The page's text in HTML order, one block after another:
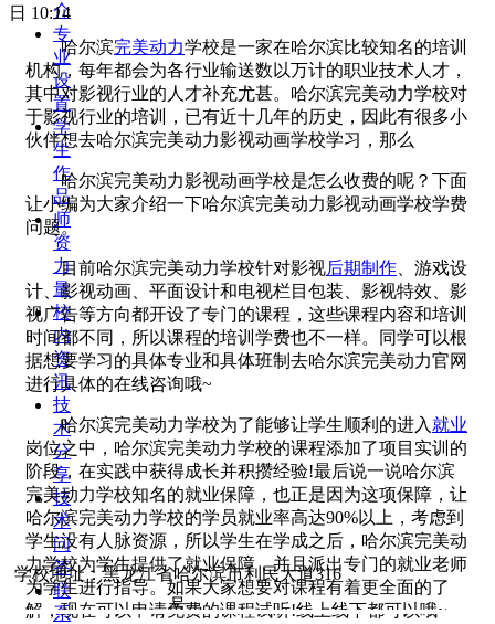
介
专
业
设
置
学
生
作
品
师
资
力
量
校
内
资
讯
技
术
分
享
技
术
问
答
联
系
日 10:14
哈尔滨完美动力学校是一家在哈尔滨比较知名的培训
机构，每年都会为各行业输送数以万计的职业技术人才，
其中对影视行业的人才补充尤甚。哈尔滨完美动力学校对
于影视行业的培训，已有近十几年的历史，因此有很多小
伙伴想去哈尔滨完美动力影视动画学校学习，那么
哈尔滨完美动力影视动画学校是怎么收费的呢？下面
让小编为大家介绍一下哈尔滨完美动力影视动画学校学费
问题。
目前哈尔滨完美动力学校针对影视后期制作 、游戏设
计、影视动画、平面设计和电视栏目包装、影视特效、影
视广告等方向都开设了专门的课程，这些课程内容和培训
时间都不同，所以课程的培训学费也不一样。同学可以根
据想要学习的具体专业和具体班制去哈尔滨完美动力官网
进行具体的在线咨询哦~
哈尔滨完美动力学校为了能够让学生顺利的进入 就业
岗位之中，哈尔滨完美动力学校的课程添加了项目实训的
阶段，在实践中获得成长并积攒经验!最后说一说哈尔滨
完美动力学校知名的就业保障，也正是因为这项保障，让
哈尔滨完美动力学校的学员就业率高达90%以上，考虑到
学生没有人脉资源，所以学生在学成之后，哈尔滨完美动
力学校为学生提供了就业保障，并且派出专门的就业老师
为学生进行指导。如果大家想要对课程有着更全面的了
解，现在可以申请免费的课程试听!线上线下都可以哦~
学校地址：黑龙江省哈尔滨市利民大道316
号